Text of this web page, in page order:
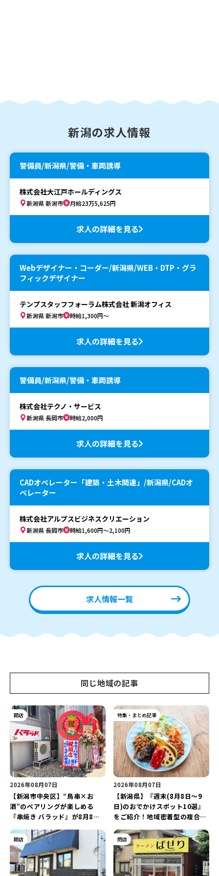
新潟の求人情報
警備員/新潟県/警備・車両誘導
株式会社大江戸ホールディングス
新潟県 新潟市 月給23万5,625円
求人の詳細を見る
Webデザイナー・コーダー/新潟県/WEB・DTP・グラ
フィックデザイナー
テンプスタッフフォーラム株式会社 新潟オフィス
新潟県 新潟市 時給1,300円～
求人の詳細を見る
警備員/新潟県/警備・車両誘導
株式会社テクノ・サービス
新潟県 長岡市 時給2,000円
求人の詳細を見る
CADオペレーター「建築・土木関連」/新潟県/CADオ
ペレーター
株式会社アルプスビジネスクリエーション
新潟県 長岡市 時給1,600円～2,100円
求人の詳細を見る
求人情報一覧
同じ地域の記事
開店
2026年08月07日
【新潟市中央区】“鳥串×お
酒”のペアリングが楽しめる
『串焼き バラッド』が8月8日
インアップ♪
特集・まとめ記事
2026年08月07日
【新潟県】『週末(8月8日～9
日)のおでかけスポット10選』
をご紹介！地域密着型の複合施
ナ丸大新潟のサマーフェスタ
2026」がおすすめ♪
開店 閉店